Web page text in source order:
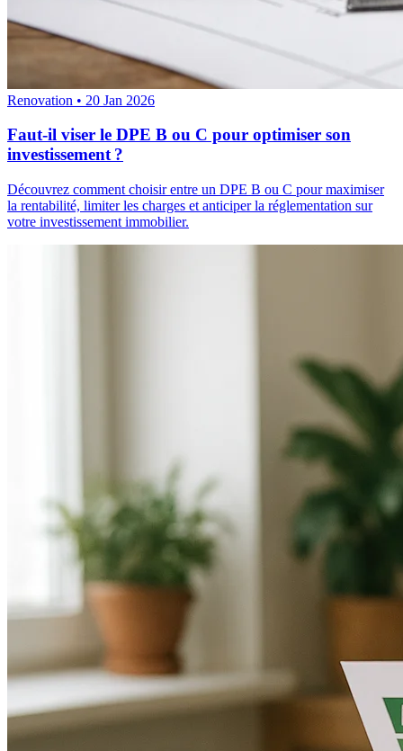
Renovation • 20 Jan 2026
Faut-il viser le DPE B ou C pour optimiser son
investissement ?
Découvrez comment choisir entre un DPE B ou C pour maximiser
la rentabilité, limiter les charges et anticiper la réglementation sur
votre investissement immobilier.